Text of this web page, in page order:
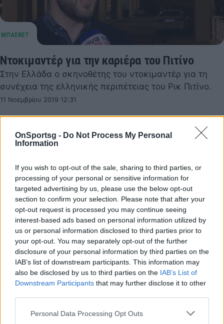
OnSportsg - Do Not Process My Personal
Information
If you wish to opt-out of the sale, sharing to third parties, or
processing of your personal or sensitive information for
targeted advertising by us, please use the below opt-out
section to confirm your selection. Please note that after your
opt-out request is processed you may continue seeing
interest-based ads based on personal information utilized by
us or personal information disclosed to third parties prior to
your opt-out. You may separately opt-out of the further
disclosure of your personal information by third parties on the
IAB’s list of downstream participants. This information may
also be disclosed by us to third parties on the IAB’s List of
Downstream Participants that may further disclose it to other
Personal Data Processing Opt Outs
Ντοκιμαντέρ για την καριέρα του Πιτίνο
Στην Ελλάδα ο σκηνοθέτης του ντοκιμαντέρ για τη
συνέχεια της ελληνικής περιπέτειας του Ρικ Πιτίνο.
11 Νοεμβρίου 2019 12:31
Πιτίνο: «Θα πάει πολύ καλά ο Παναθηναϊκός
ΟΠΑΠ» (video)
Ο Ρικ Πιτίνο μιλώντας στην κάμερα της ΚΑΕ
Παναθηναϊκός ΟΠΑΠ στάθηκε τόσο στην βράβευση